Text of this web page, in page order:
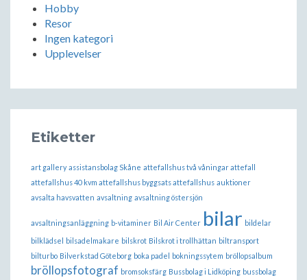
Hobby
Resor
Ingen kategori
Upplevelser
Etiketter
art gallery assistansbolag Skåne attefallshus två våningar attefall
attefallshus 40 kvm attefallshus byggsats attefallshus auktioner
avsalta havsvatten avsaltning avsaltning östersjön
avsaltningsanläggning b-vitaminer Bil Air Center bilar bildelar
bilklädsel bilsadelmakare bilskrot Bilskrot i trollhättan biltransport
bilturbo Bilverkstad Göteborg boka padel bokningssytem bröllopsalbum
bröllopsfotograf bromsoksfärg Bussbolag i Lidköping bussbolag